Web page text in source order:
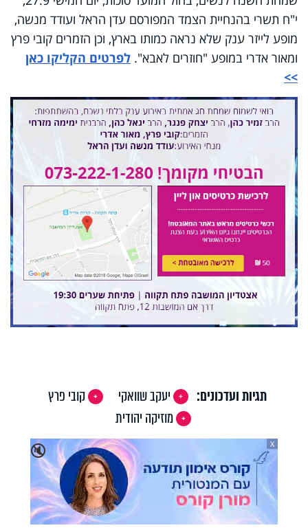
י"ח תשרי בהנחיית הצמד המפורסם עדן הראל ועודד מנשה,
מופע לייזר ענק שלא נראה כמותו בארץ, וכן הזמרים קובי פרץ
ומאור אדרי במופע "חוזרים לאבא". לפרטים הקליקו כאן
>>
תגיות ועדכונים: יעקב שוואקי
קובי פרץ
מוזיקה יהודית
🔇
X